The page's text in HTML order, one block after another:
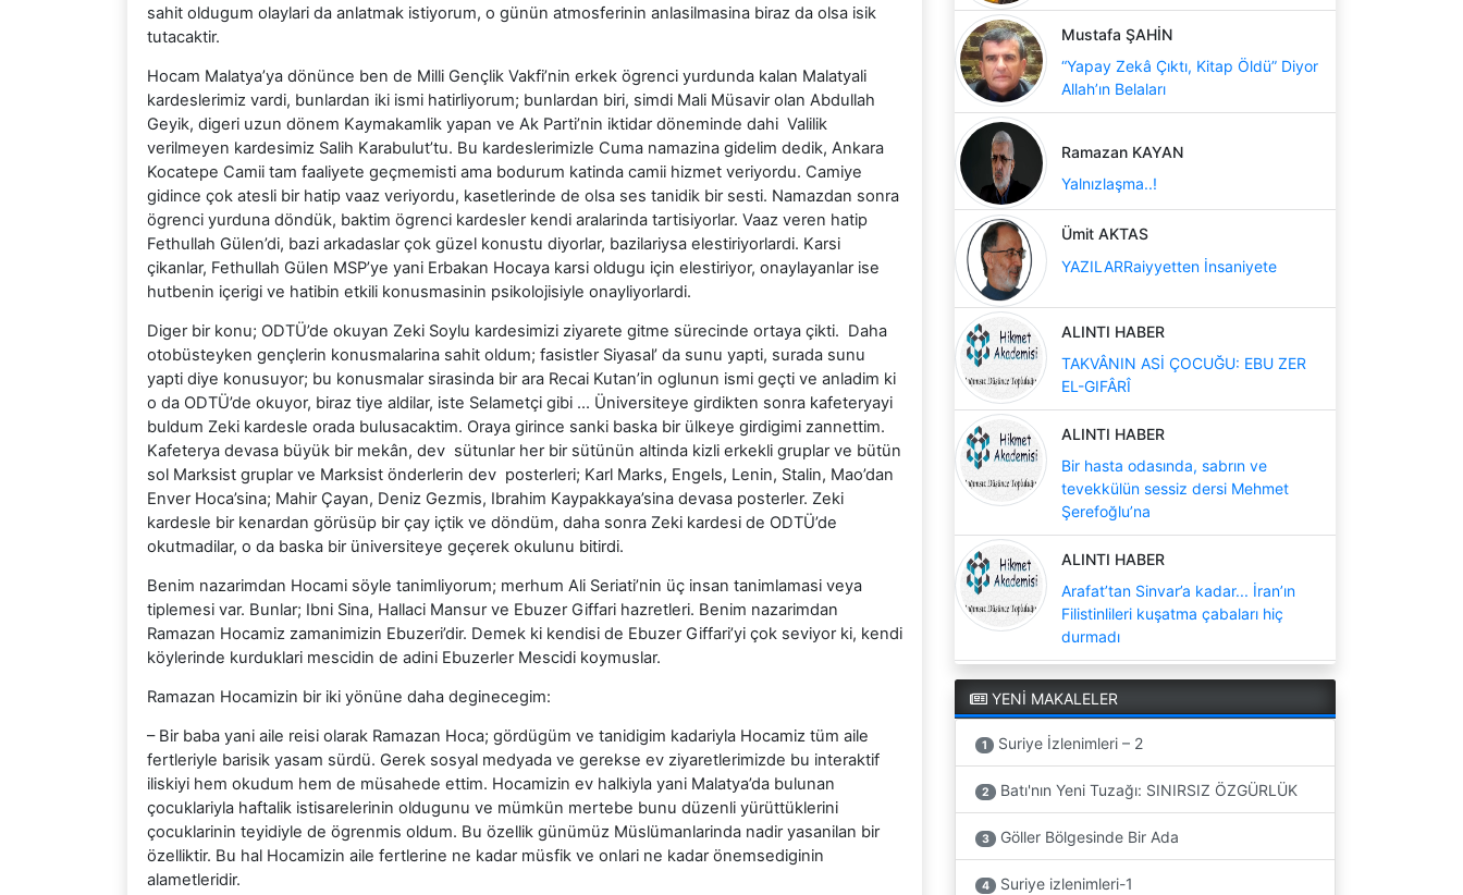
sahit oldugum olaylari da anlatmak istiyorum, o günün atmosferinin anlasilmasina biraz da olsa isik
tutacaktir.
Hocam Malatya’ya dönünce ben de Milli Gençlik Vakfi’nin erkek ögrenci yurdunda kalan Malatyali
kardeslerimiz vardi, bunlardan iki ismi hatirliyorum; bunlardan biri, simdi Mali Müsavir olan Abdullah
Geyik, digeri uzun dönem Kaymakamlik yapan ve Ak Parti’nin iktidar döneminde dahi Valilik
verilmeyen kardesimiz Salih Karabulut’tu. Bu kardeslerimizle Cuma namazina gidelim dedik, Ankara
Kocatepe Camii tam faaliyete geçmemisti ama bodurum katinda camii hizmet veriyordu. Camiye
gidince çok atesli bir hatip vaaz veriyordu, kasetlerinde de olsa ses tanidik bir sesti. Namazdan sonra
ögrenci yurduna döndük, baktim ögrenci kardesler kendi aralarinda tartisiyorlar. Vaaz veren hatip
Fethullah Gülen’di, bazi arkadaslar çok güzel konustu diyorlar, bazilariysa elestiriyorlardi. Karsi
çikanlar, Fethullah Gülen MSP’ye yani Erbakan Hocaya karsi oldugu için elestiriyor, onaylayanlar ise
hutbenin içerigi ve hatibin etkili konusmasinin psikolojisiyle onayliyorlardi.
Diger bir konu; ODTÜ’de okuyan Zeki Soylu kardesimizi ziyarete gitme sürecinde ortaya çikti. Daha
otobüsteyken gençlerin konusmalarina sahit oldum; fasistler Siyasal’ da sunu yapti, surada sunu
yapti diye konusuyor; bu konusmalar sirasinda bir ara Recai Kutan’in oglunun ismi geçti ve anladim ki
o da ODTÜ’de okuyor, biraz tiye aldilar, iste Selametçi gibi … Üniversiteye girdikten sonra kafeteryayi
buldum Zeki kardesle orada bulusacaktim. Oraya girince sanki baska bir ülkeye girdigimi zannettim.
Kafeterya devasa büyük bir mekân, dev sütunlar her bir sütünün altinda kizli erkekli gruplar ve bütün
sol Marksist gruplar ve Marksist önderlerin dev posterleri; Karl Marks, Engels, Lenin, Stalin, Mao’dan
Enver Hoca’sina; Mahir Çayan, Deniz Gezmis, Ibrahim Kaypakkaya’sina devasa posterler. Zeki
kardesle bir kenardan görüsüp bir çay içtik ve döndüm, daha sonra Zeki kardesi de ODTÜ’de
okutmadilar, o da baska bir üniversiteye geçerek okulunu bitirdi.
Benim nazarimdan Hocami söyle tanimliyorum; merhum Ali Seriati’nin üç insan tanimlamasi veya
tiplemesi var. Bunlar; Ibni Sina, Hallaci Mansur ve Ebuzer Giffari hazretleri. Benim nazarimdan
Ramazan Hocamiz zamanimizin Ebuzeri’dir. Demek ki kendisi de Ebuzer Giffari’yi çok seviyor ki, kendi
köylerinde kurduklari mescidin de adini Ebuzerler Mescidi koymuslar.
Ramazan Hocamizin bir iki yönüne daha deginecegim:
– Bir baba yani aile reisi olarak Ramazan Hoca; gördügüm ve tanidigim kadariyla Hocamiz tüm aile
fertleriyle barisik yasam sürdü. Gerek sosyal medyada ve gerekse ev ziyaretlerimizde bu interaktif
iliskiyi hem okudum hem de müsahede ettim. Hocamizin ev halkiyla yani Malatya’da bulunan
çocuklariyla haftalik istisarelerinin oldugunu ve mümkün mertebe bunu düzenli yürüttüklerini
çocuklarinin teyidiyle de ögrenmis oldum. Bu özellik günümüz Müslümanlarinda nadir yasanilan bir
özelliktir. Bu hal Hocamizin aile fertlerine ne kadar müsfik ve onlari ne kadar önemsediginin
alametleridir.
Mustafa ŞAHİN
“Yapay Zekâ Çıktı, Kitap Öldü” Diyor
Allah’ın Belaları
Ramazan KAYAN
Yalnızlaşma..!
Ümit AKTAS
YAZILARRaiyyetten İnsaniyete
ALINTI HABER
TAKVÂNIN ASİ ÇOCUĞU: EBU ZER
EL-GIFÂRÎ
ALINTI HABER
Bir hasta odasında, sabrın ve
tevekkülün sessiz dersi Mehmet
Şerefoğlu’na
ALINTI HABER
Arafat’tan Sinvar’a kadar... İran’ın
Filistinlileri kuşatma çabaları hiç
durmadı
YENİ MAKALELER
1 Suriye İzlenimleri – 2
2 Batı'nın Yeni Tuzağı: SINIRSIZ ÖZGÜRLÜK
3 Göller Bölgesinde Bir Ada
4 Suriye izlenimleri-1